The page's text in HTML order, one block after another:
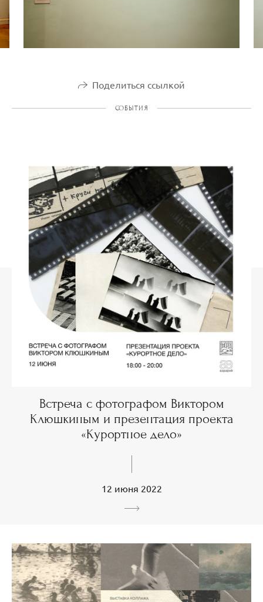
Поделиться ссылкой
СОБЫТИЯ
Встреча с фотографом Виктором
Клюшкиным и презентация проекта
«Курортное дело»
12 июня 2022